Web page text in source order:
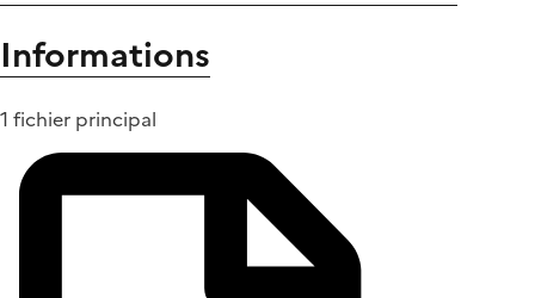
Informations
1 fichier principal